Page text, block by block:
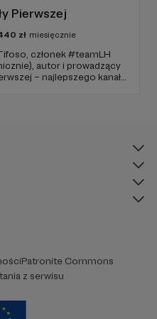
Pierwszej
zł miesięcznie
członek #teamLH
autor i prowadzący
– najlepszego kanału
Patronite Commons
z serwisu